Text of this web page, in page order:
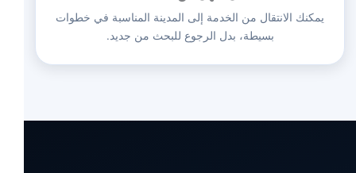
يمكنك الانتقال من الخدمة إلى المدينة المناسبة في خطوات
بسيطة، بدل الرجوع للبحث من جديد.